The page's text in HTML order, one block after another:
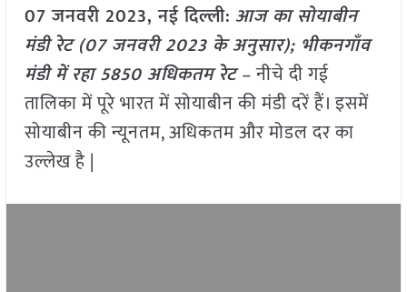
07 जनवरी 2023, नई दिल्ली: आज का सोयाबीन
मंडी रेट (07 जनवरी 2023 के अनुसार); भीकनगाँव
मंडी में रहा5850अधिकतम रेट– नीचे दी गई
तालिका में पूरे भारत में सोयाबीन की मंडी दरें हैं। इसमें
सोयाबीन की न्यूनतम, अधिकतम और मोडल दर का
उल्लेख है |